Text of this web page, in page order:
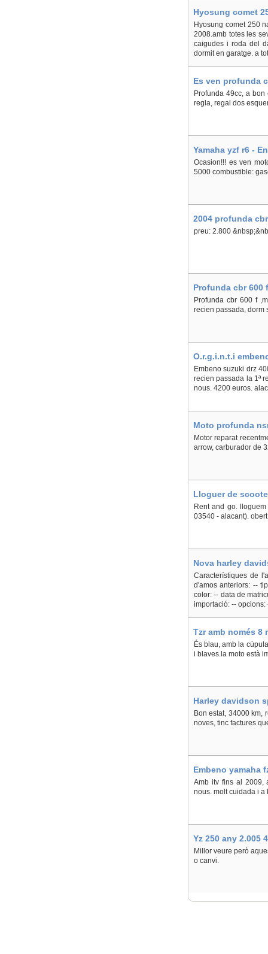
Hyosung comet
Hyosung comet 250
2008.amb totes les
caigudes i roda del
dormit en garatge. a
Es ven profunda
Profunda 49cc, a
regla, regal dos
Yamaha yzf r6 -
Ocasion!!! es ven
5000 combustible:
2004 profunda
preu: 2.800
Profunda cbr 600
Profunda cbr 600 f
recien passada, dorm
O.r.g.i.n.t.i
Embeno suzuki drz
recien passada la 1ª
nous. 4200 euros.
Moto profunda
Motor reparat
arrow, carburador de
Lloguer de
Rent and go.
03540 - alacant).
Nova harley
Característiques de
d'amos anteriors: --
color: -- data de
importació: -- opcions:
Tzr amb només 8
És blau, amb la
i blaves.la moto està
Harley davidson
Bon estat, 34000 km,
noves, tinc factures
Embeno yamaha
Amb itv fins al 2009,
nous. molt cuidada i a
Yz 250 any 2.005
Millor veure però
o canvi.